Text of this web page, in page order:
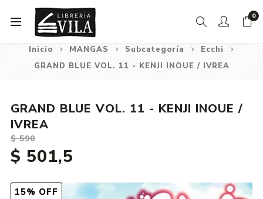
0
Inicio MANGAS Subcategoría
Ecchi
GRAND BLUE VOL. 11 - KENJI INOUE / IVREA
15% OFF
GRAND BLUE VOL. 11 - KENJI INOUE /
IVREA
$ 590
$ 501,5